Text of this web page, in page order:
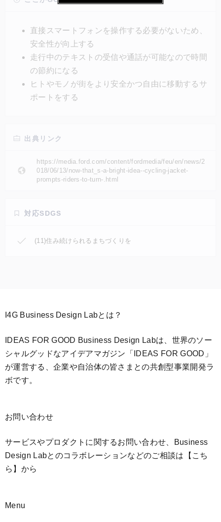
の共同でIoT技術を活用したスマートジャケットを開
発した。一見普通の黒のスポーツジャケットだが、左
袖のポケットにスマートフォンを収めて専用アプリを
起動することで、走行中に通話やテキスト送信ができ
るなど、さまざまな機能を果たす。
直接スマートフォンを操作する必要がないため、
安全性が向上する
走行中のテキストの受信や通話が可能なので時間
の節約になる
ヒトやモノが街をより安全かつ自由に移動するサ
ポートをする
出典リンク
https://media.ford.com/content/fordmedia/feu/en/news/2
018/06/13/now-that_s-a-bright-idea--cycling-jacket-
prompts-riders-to-turn-.html
対応SDGS
(11)住み続けられるまちづくりを
I4G Business Design Labとは？
IDEAS FOR GOOD Business Design Labは、世界のソー
シャルグッドなアイデアマガジン「IDEAS FOR GOOD」
が運営する、企業や自治体の皆さまとの共創型事業開発ラ
ボです。
お問い合わせ
サービスやプロダクトに関するお問い合わせ、Business
Design Labとのコラボレーションなどのご相談は 【こち
ら】 から
Menu